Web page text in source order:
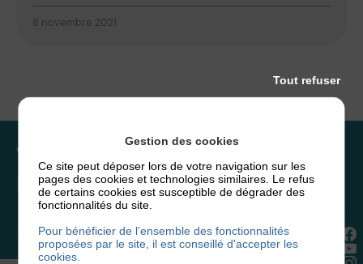
8 novembre 2021
Vous souhaitez rejoindre
l’association ou faire un don ?
NOUS REJOINDRE
Gestion des cookies
Ce site peut déposer lors de votre navigation sur les
pages des cookies et technologies similaires. Le refus
de certains cookies est susceptible de dégrader des
fonctionnalités du site.
Pour bénéficier de l’ensemble des fonctionnalités
proposées par le site, il est conseillé d'accepter les
cookies.
Tout refuser